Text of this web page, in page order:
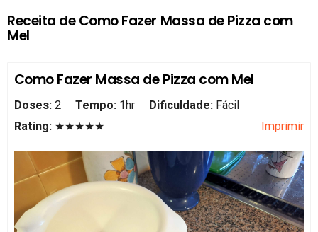
Receita de Como Fazer Massa de Pizza com
Mel
Como Fazer Massa de Pizza com Mel
Doses: 2 Tempo: 1hr Dificuldade: Fácil
Rating: ★★★★★ Imprimir